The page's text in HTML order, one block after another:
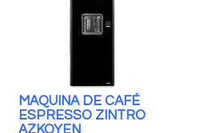
MAQUINA DE CAFÉ
ESPRESSO ZINTRO
AZKOYEN